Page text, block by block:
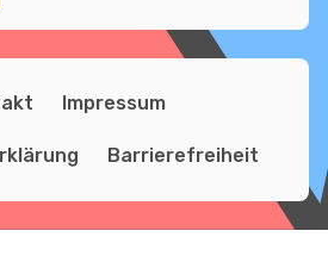
Impressum
Barrierefreiheit